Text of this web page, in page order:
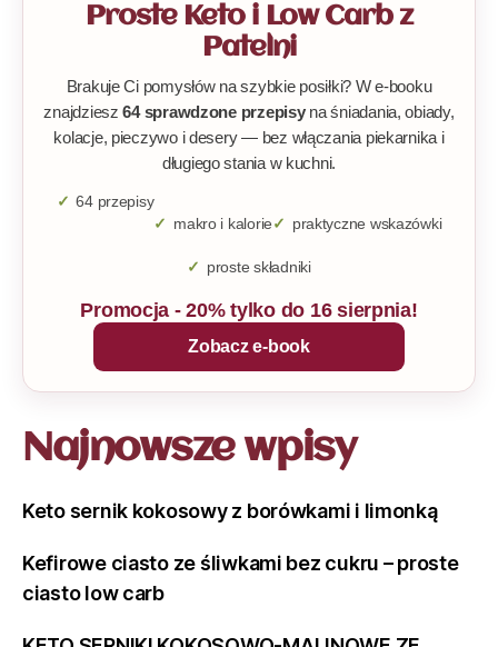
Proste Keto i Low Carb z
Patelni
Brakuje Ci pomysłów na szybkie posiłki? W e-booku
znajdziesz64 sprawdzone przepisyna śniadania, obiady,
kolacje, pieczywo i desery — bez włączania piekarnika i
długiego stania w kuchni.
64 przepisy
makro i kalorie
praktyczne wskazówki
proste składniki
Promocja - 20% tylko do 16 sierpnia!
Zobacz e-book
Najnowsze wpisy
Keto sernik kokosowy z borówkami i limonką
Kefirowe ciasto ze śliwkami bez cukru – proste
ciasto low carb